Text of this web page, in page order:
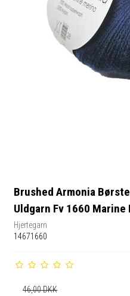
Brushed Armonia
Uldgarn Fv 1660 Marine
Hjertegarn
14671660
46,00 DKK